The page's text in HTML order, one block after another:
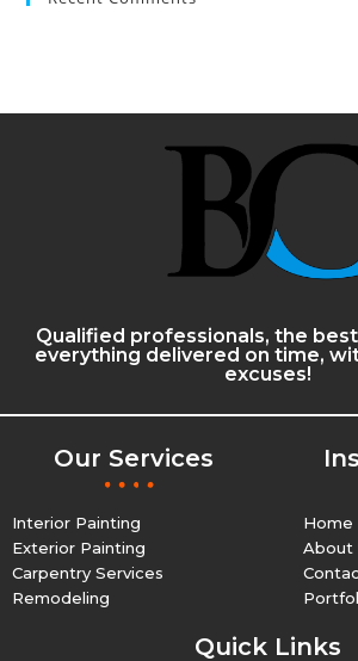
Qualified professionals, the
everything delivered on time,
excuses!
Our Services
Interior Painting
Exterior Painting
Carpentry Services
Remodeling
Home
About
Quick Links